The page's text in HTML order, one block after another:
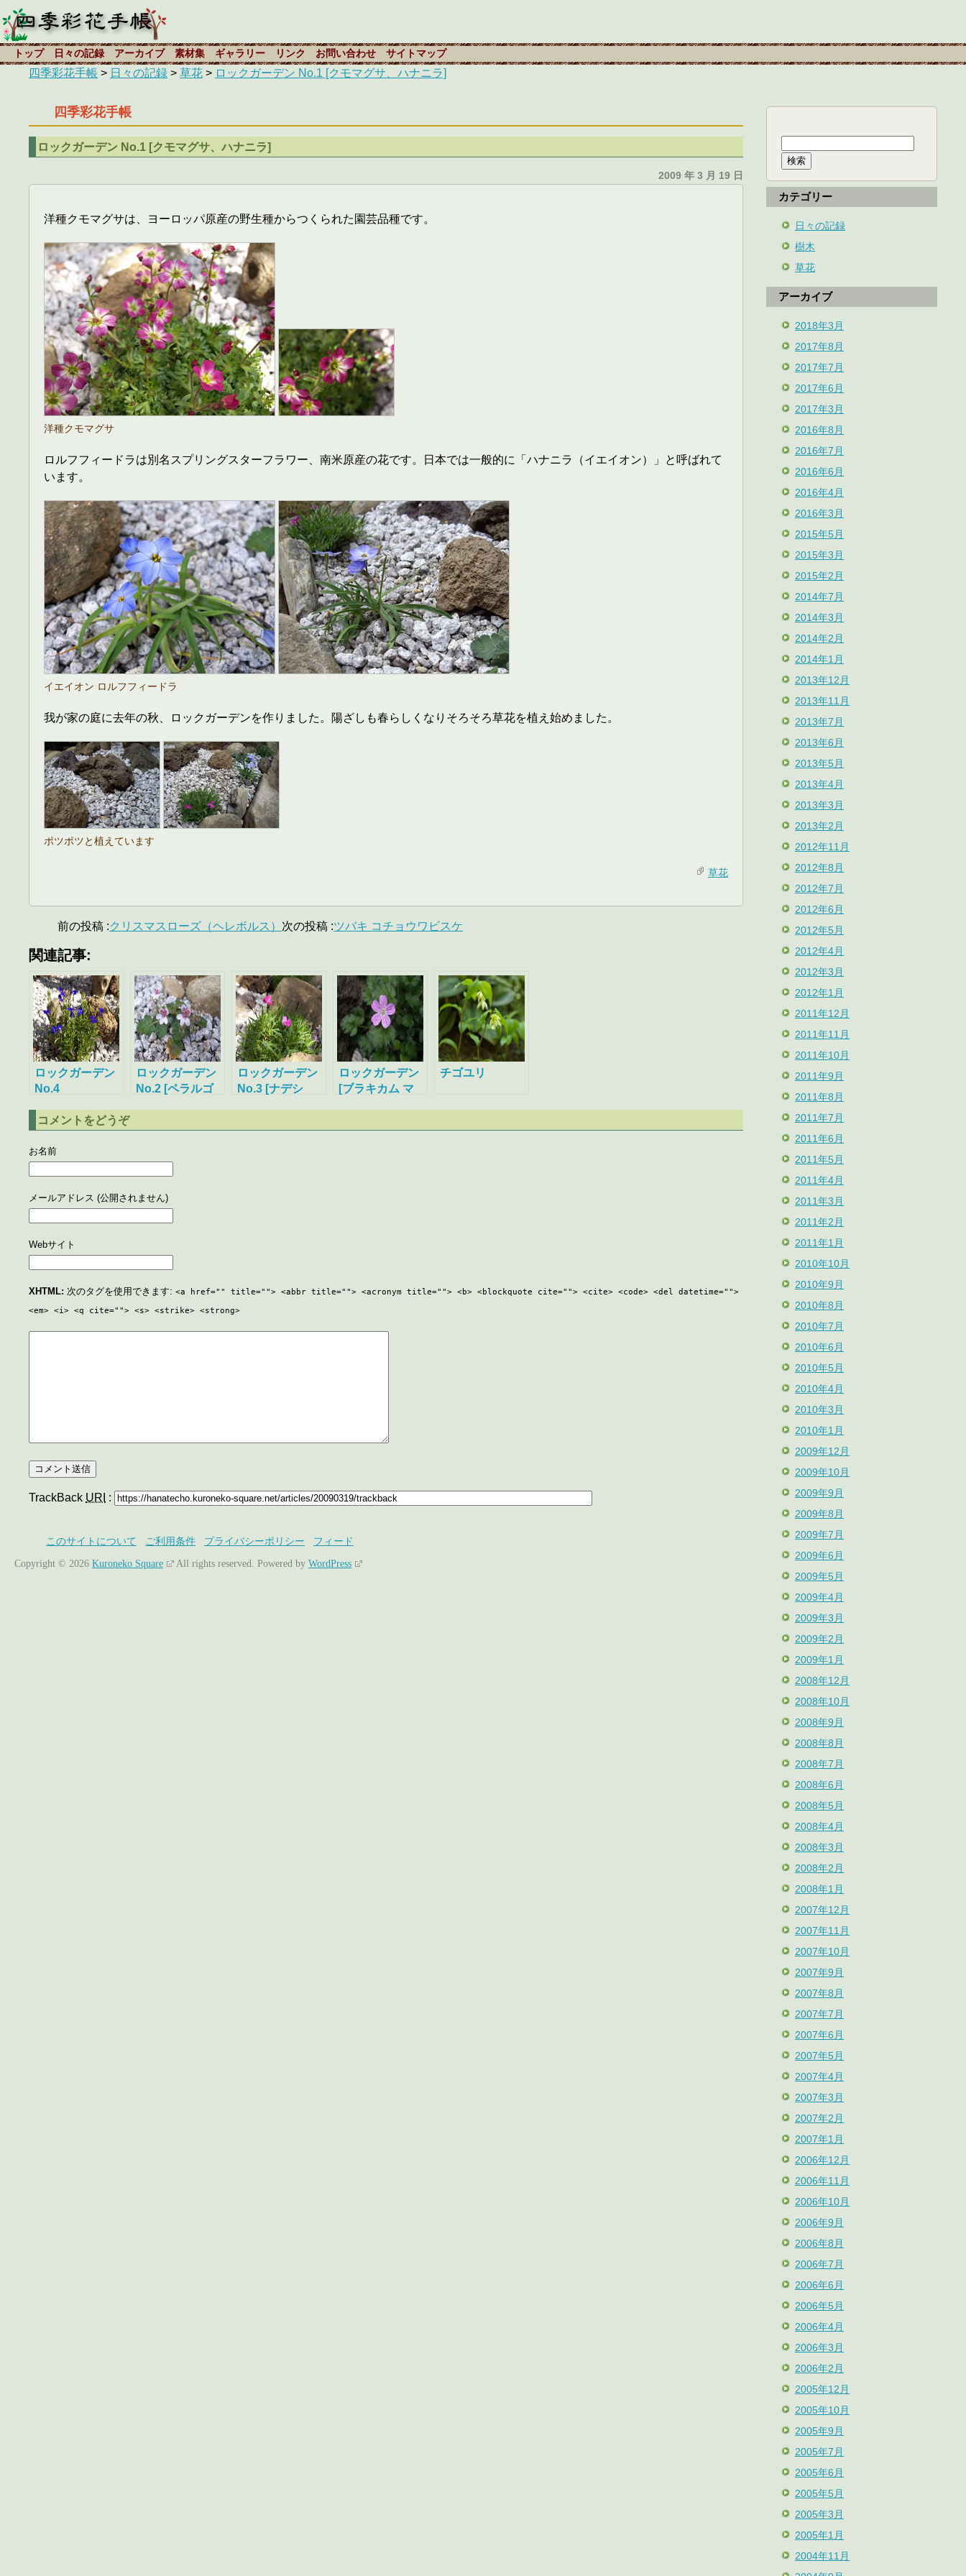
トップ 日々の記録 アーカイブ 素材集 ギャラリー リンク お問い合わせ サイトマップ
四季彩花手帳 > 日々の記録 > 草花 > ロックガーデン No.1 [クモマグサ、ハナニラ]
四季彩花手帳
ロックガーデン No.1 [クモマグサ、ハナニラ]
2009 年 3 月 19 日
洋種クモマグサは、ヨーロッパ原産の野生種からつくられた園芸品種です。
洋種クモマグサ
ロルフフィードラは別名スプリングスターフラワー、南米原産の花です。日本では一般的に「ハナニラ（イエイオン）」と呼ばれて
います。
イエイオン ロルフフィードラ
我が家の庭に去年の秋、ロックガーデンを作りました。陽ざしも春らしくなりそろそろ草花を植え始めました。
ポツポツと植えています
草花
前の投稿 :クリスマスローズ（ヘレボルス） 次の投稿 :ツバキ コチョウワビスケ
関連記事:
ロックガーデン
No.4
ロックガーデン
No.2 [ペラルゴ
ロックガーデン
No.3 [ナデシ
ロックガーデン
[ブラキカム マ
チゴユリ
コメントをどうぞ
お名前
メールアドレス (公開されません)
Webサイト
XHTML: 次のタグを使用できます: <a href="" title=""> <abbr title=""> <acronym title=""> <b> <blockquote cite=""> <cite> <code> <del datetime="">
<em> <i> <q cite=""> <s> <strike> <strong>
TrackBack URI :
カテゴリー
日々の記録
樹木
草花
アーカイブ
2018年3月
2017年8月
2017年7月
2017年6月
2017年3月
2016年8月
2016年7月
2016年6月
2016年4月
2016年3月
2015年5月
2015年3月
2015年2月
2014年7月
2014年3月
2014年2月
2014年1月
2013年12月
2013年11月
2013年7月
2013年6月
2013年5月
2013年4月
2013年3月
2013年2月
2012年11月
2012年8月
2012年7月
2012年6月
2012年5月
2012年4月
2012年3月
2012年1月
2011年12月
2011年11月
2011年10月
2011年9月
2011年8月
2011年7月
2011年6月
2011年5月
2011年4月
2011年3月
2011年2月
2011年1月
2010年10月
2010年9月
2010年8月
2010年7月
2010年6月
2010年5月
2010年4月
2010年3月
2010年1月
2009年12月
2009年10月
2009年9月
2009年8月
2009年7月
2009年6月
2009年5月
2009年4月
2009年3月
2009年2月
2009年1月
2008年12月
2008年10月
2008年9月
2008年8月
2008年7月
2008年6月
2008年5月
2008年4月
2008年3月
2008年2月
2008年1月
2007年12月
2007年11月
2007年10月
2007年9月
2007年8月
2007年7月
2007年6月
2007年5月
2007年4月
2007年3月
2007年2月
2007年1月
2006年12月
2006年11月
2006年10月
2006年9月
2006年8月
2006年7月
2006年6月
2006年5月
2006年4月
2006年3月
2006年2月
2005年12月
2005年10月
2005年9月
2005年7月
2005年6月
2005年5月
2005年3月
2005年1月
2004年11月
このサイトについて ご利用条件 プライバシーポリシー フィード
Copyright © 2026 Kuroneko Square All rights reserved. Powered by WordPress